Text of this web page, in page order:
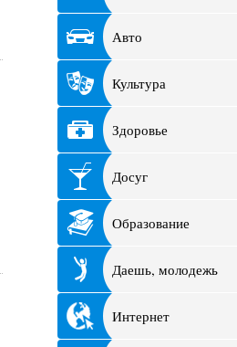
Авто
Культура
Здоровье
Досуг
Образование
Даешь, молодежь
Интернет